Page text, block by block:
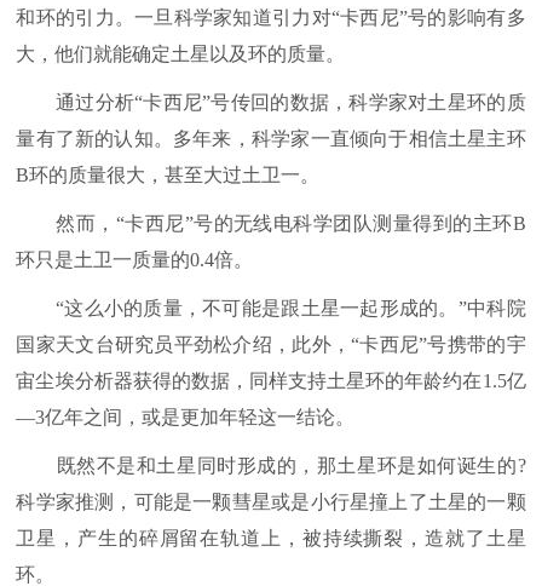
和环的引力。一旦科学家知道引力对“卡西尼”号的影响有多
大，他们就能确定土星以及环的质量。
通过分析“卡西尼”号传回的数据，科学家对土星环的质
量有了新的认知。多年来，科学家一直倾向于相信土星主环
B环的质量很大，甚至大过土卫一。
然而，“卡西尼”号的无线电科学团队测量得到的主环B
环只是土卫一质量的0.4倍。
“这么小的质量，不可能是跟土星一起形成的。”中科院
国家天文台研究员平劲松介绍，此外，“卡西尼”号携带的宇
宙尘埃分析器获得的数据，同样支持土星环的年龄约在1.5亿
—3亿年之间，或是更加年轻这一结论。
既然不是和土星同时形成的，那土星环是如何诞生的?
科学家推测，可能是一颗彗星或是小行星撞上了土星的一颗
卫星，产生的碎屑留在轨道上，被持续撕裂，造就了土星
环。